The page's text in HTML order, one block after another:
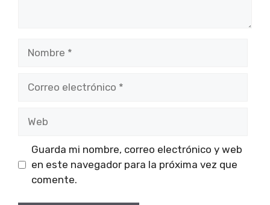
electrónico
Guarda mi nombre, correo electrónico y web
en este navegador para la próxima vez que
comente.